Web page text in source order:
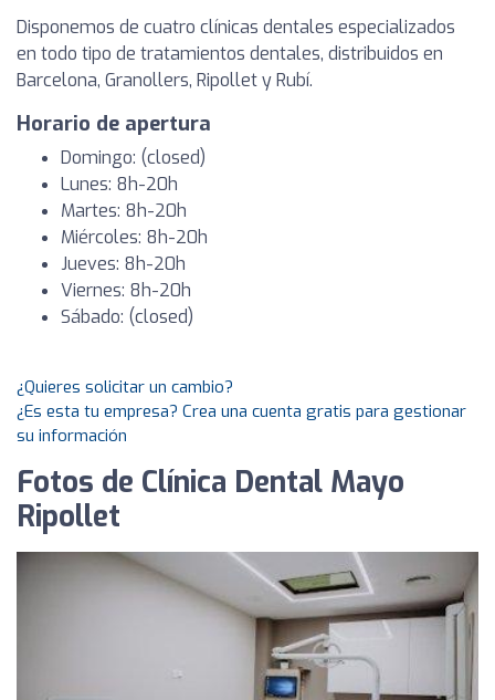
Disponemos de cuatro clínicas dentales especializados
en todo tipo de tratamientos dentales, distribuidos en
Barcelona, Granollers, Ripollet y Rubí.
Horario de apertura
Domingo: (closed)
Lunes: 8h-20h
Martes: 8h-20h
Miércoles: 8h-20h
Jueves: 8h-20h
Viernes: 8h-20h
Sábado: (closed)
¿Quieres solicitar un cambio?
¿Es esta tu empresa? Crea una cuenta gratis para gestionar
su información
Fotos de Clínica Dental Mayo
Ripollet